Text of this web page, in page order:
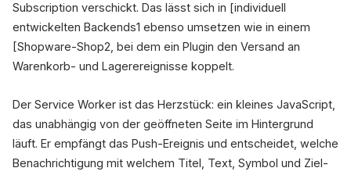
Subscription verschickt. Das lässt sich in [individuell
entwickelten Backends1 ebenso umsetzen wie in einem
[Shopware-Shop2, bei dem ein Plugin den Versand an
Warenkorb- und Lagerereignisse koppelt.
Der Service Worker ist das Herzstück: ein kleines JavaScript,
das unabhängig von der geöffneten Seite im Hintergrund
läuft. Er empfängt das Push-Ereignis und entscheidet, welche
Benachrichtigung mit welchem Titel, Text, Symbol und Ziel-